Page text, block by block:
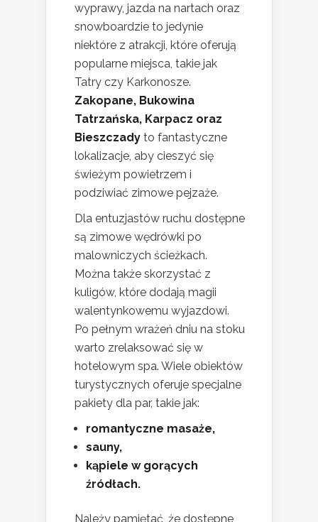
wyprawy, jazda na nartach oraz
snowboardzie to jedynie
niektóre z atrakcji, które oferują
popularne miejsca, takie jak
Tatry czy Karkonosze.
Zakopane, Bukowina
Tatrzańska, Karpacz oraz
Bieszczady to fantastyczne
lokalizacje, aby cieszyć się
świeżym powietrzem i
podziwiać zimowe pejzaże.
Dla entuzjastów ruchu dostępne
są zimowe wędrówki po
malowniczych ścieżkach.
Można także skorzystać z
kuligów, które dodają magii
walentynkowemu wyjazdowi.
Po pełnym wrażeń dniu na stoku
warto zrelaksować się w
hotelowym spa. Wiele obiektów
turystycznych oferuje specjalne
pakiety dla par, takie jak:
romantyczne masaże,
sauny,
kąpiele w gorących
źródłach.
Należy pamiętać, że dostępne